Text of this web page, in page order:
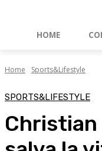
HOME
Home Sports&Lifestyle
SPORTS&LIFESTYLE